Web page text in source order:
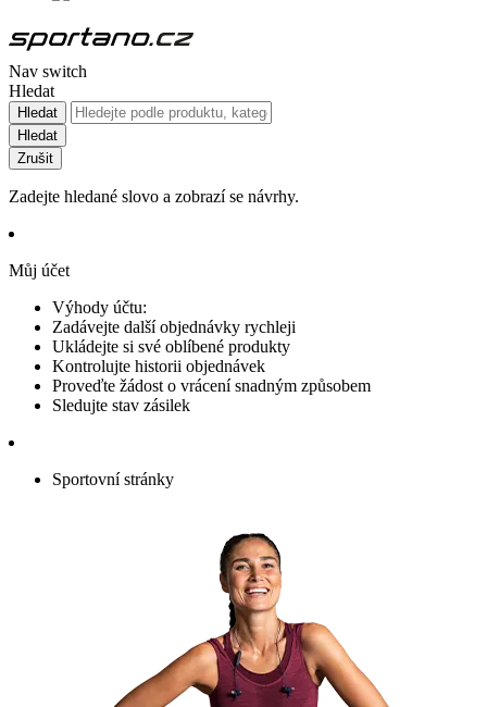
Nav switch
Hledat
Hledat
Hledat
Zrušit
Zadejte hledané slovo a zobrazí se návrhy.
Můj účet
Výhody účtu:
Zadávejte další objednávky rychleji
Ukládejte si své oblíbené produkty
Kontrolujte historii objednávek
Proveďte žádost o vrácení snadným způsobem
Sledujte stav zásilek
Sportovní stránky